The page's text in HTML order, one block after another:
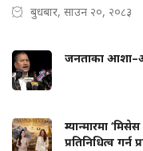
बुधबार, साउन २०, २०८३
जनताका
म्यान्मारमा
प्रतिनिधित्व गर्न